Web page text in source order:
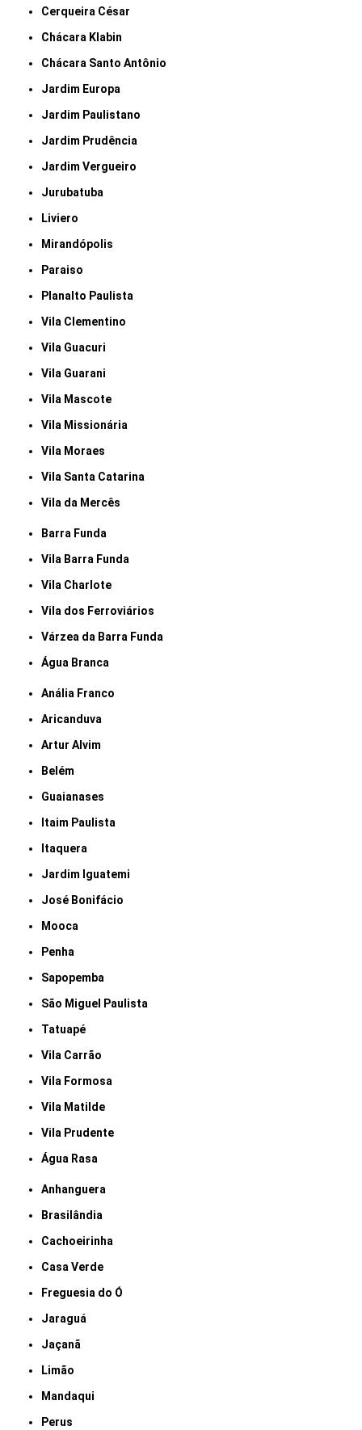
Cerqueira César
Chácara Klabin
Chácara Santo Antônio
Jardim Europa
Jardim Paulistano
Jardim Prudência
Jardim Vergueiro
Jurubatuba
Liviero
Mirandópolis
Paraiso
Planalto Paulista
Vila Clementino
Vila Guacuri
Vila Guarani
Vila Mascote
Vila Missionária
Vila Moraes
Vila Santa Catarina
Vila da Mercês
Barra Funda
Vila Barra Funda
Vila Charlote
Vila dos Ferroviários
Várzea da Barra Funda
Água Branca
Anália Franco
Aricanduva
Artur Alvim
Belém
Guaianases
Itaim Paulista
Itaquera
Jardim Iguatemi
José Bonifácio
Mooca
Penha
Sapopemba
São Miguel Paulista
Tatuapé
Vila Carrão
Vila Formosa
Vila Matilde
Vila Prudente
Água Rasa
Anhanguera
Brasilândia
Cachoeirinha
Casa Verde
Freguesia do Ó
Jaraguá
Jaçanã
Limão
Mandaqui
Perus